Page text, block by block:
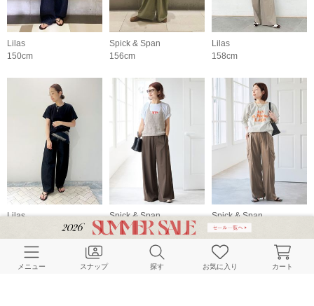
Lilas
150cm
Spick & Span
156cm
Lilas
158cm
Lilas
Spick & Span
160cm
Spick & Span
156cm
メニュー スナップ 探す お気に入り カート